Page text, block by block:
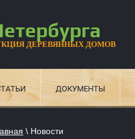
ДЕРЕВЯННЫХ ДОМОВ
ДОКУМЕНТЫ
\ Новости